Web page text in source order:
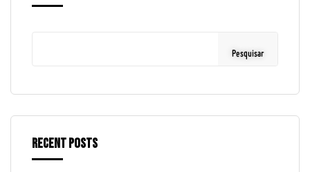
Pesquisar
Recent Posts